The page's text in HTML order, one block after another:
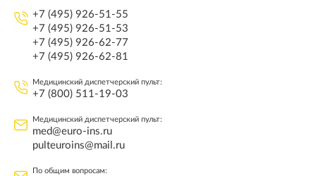
+7 (495) 926-51-55
+7 (495) 926-51-53
+7 (495) 926-62-77
+7 (495) 926-62-81
Медицинский диспетчерский пульт:
+7 (800) 511-19-03
Медицинский диспетчерский пульт:
med@euro-ins.ru
pulteuroins@mail.ru
По общим вопросам: